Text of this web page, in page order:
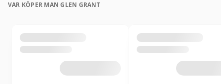
VAR KÖPER MAN GLEN GRANT